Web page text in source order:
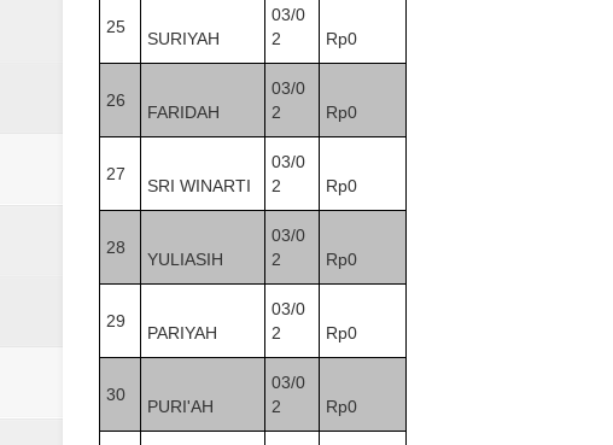
25
SURIYAH
03/0
2
Rp0
26
FARIDAH
03/0
2
Rp0
27
SRI WINARTI
03/0
2
Rp0
28
YULIASIH
03/0
2
Rp0
29
PARIYAH
03/0
2
Rp0
30
PURI'AH
03/0
2
Rp0